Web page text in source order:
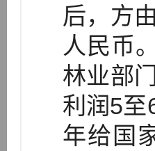
后，方
人民币
林业部
利润5至
年给国